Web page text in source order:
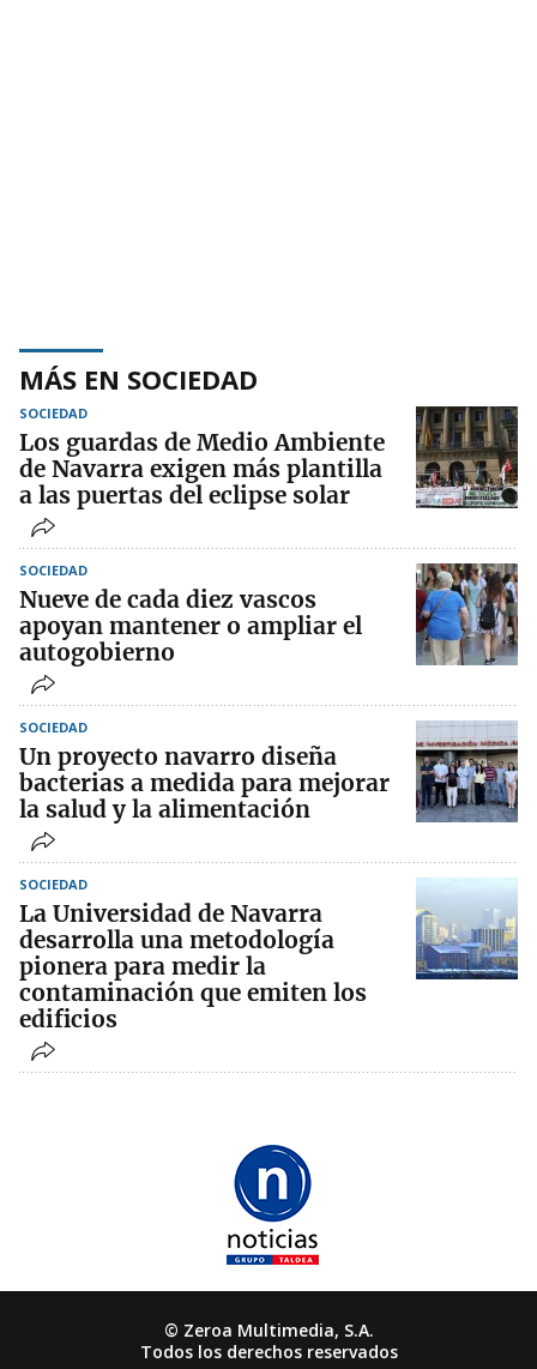
MÁS EN SOCIEDAD
SOCIEDAD
Los guardas de Medio Ambiente
de Navarra exigen más plantilla
a las puertas del eclipse solar
SOCIEDAD
Nueve de cada diez vascos
apoyan mantener o ampliar el
autogobierno
SOCIEDAD
Un proyecto navarro diseña
bacterias a medida para mejorar
la salud y la alimentación
SOCIEDAD
La Universidad de Navarra
desarrolla una metodología
pionera para medir la
contaminación que emiten los
edificios
© Zeroa Multimedia, S.A.
Todos los derechos reservados